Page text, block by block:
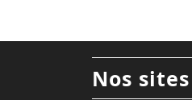
Nos sites